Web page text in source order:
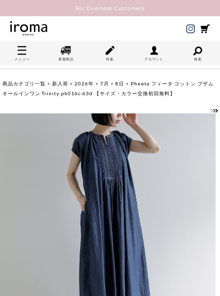
For Overseas Customers
メニュー 新着商品 特集 アカウント 検索
商品カテゴリ一覧 > 新入荷 > 2026年 > 7月 > 8日 > Pheeta フィータ コットン ブザム
オールインワン Trinity ph016c-63d 【サイズ・カラー交換初回無料】